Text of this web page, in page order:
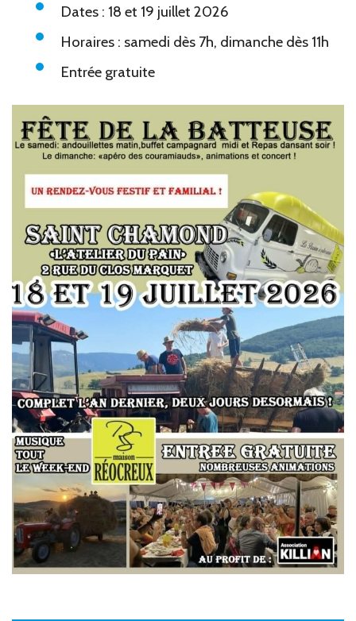
Dates : 18 et 19 juillet 2026
Horaires : samedi dès 7h, dimanche dès 11h
Entrée gratuite